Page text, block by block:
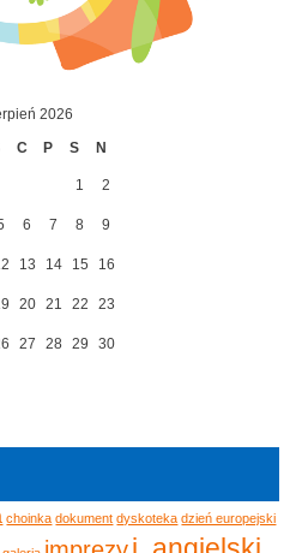
2026
C P S N
1 2
6 7 8 9
13 14 15 16
20 21 22 23
27 28 29 30
choinka dokument dyskoteka dzień europejski